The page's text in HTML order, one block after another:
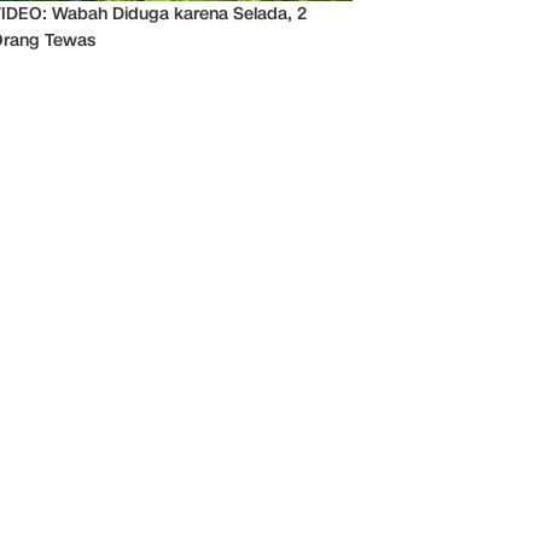
Wabah Diduga karena Selada, 2
Tewas